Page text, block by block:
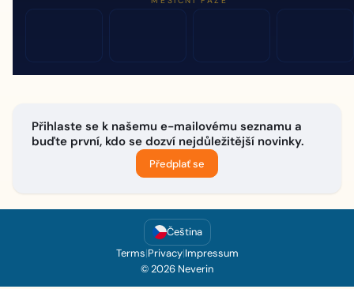
Přihlaste se k našemu e-mailovému seznamu a
buďte první, kdo se dozví nejdůležitější novinky.
Předplať se
Čeština
Terms|Privacy|Impressum
© 2026 Neverin